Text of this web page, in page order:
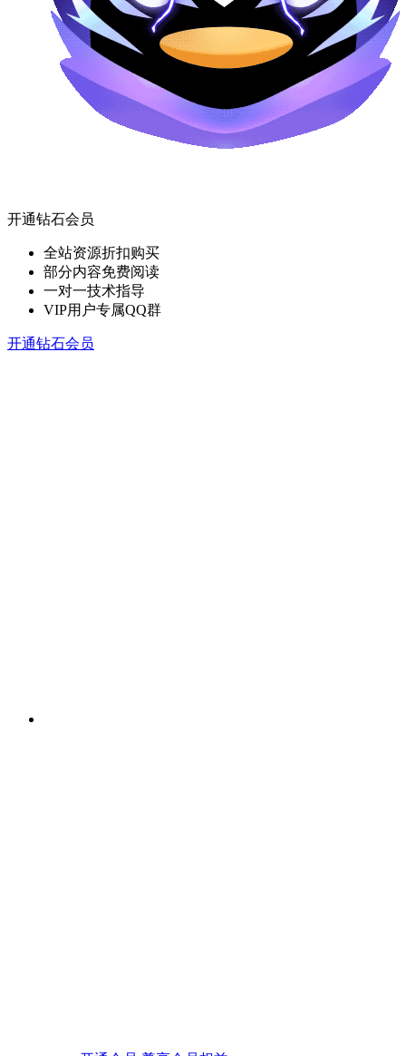
开通钻石会员
全站资源折扣购买
部分内容免费阅读
一对一技术指导
VIP用户专属QQ群
开通钻石会员